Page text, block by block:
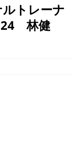
トレーナ
林健